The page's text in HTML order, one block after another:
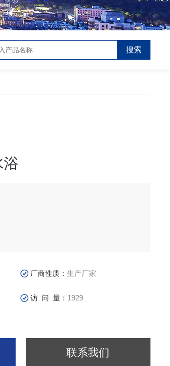
浴
厂商性质：生产厂家
访 问 量： 1929
联系我们